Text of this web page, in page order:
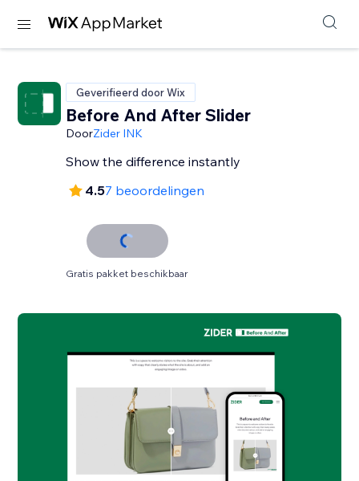
Geverifieerd door Wix
Before And After Slider
DoorZider INK
Show the difference instantly
4.57 beoordelingen
Gratis pakket beschikbaar